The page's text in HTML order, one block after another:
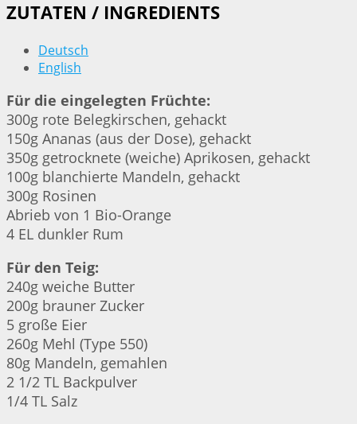
ZUTATEN / INGREDIENTS
Deutsch
English
Für die eingelegten Früchte:
300g rote Belegkirschen, gehackt
150g Ananas (aus der Dose), gehackt
350g getrocknete (weiche) Aprikosen, gehackt
100g blanchierte Mandeln, gehackt
300g Rosinen
Abrieb von 1 Bio-Orange
4 EL dunkler Rum
Für den Teig:
240g weiche Butter
200g brauner Zucker
5 große Eier
260g Mehl (Type 550)
80g Mandeln, gemahlen
2 1/2 TL Backpulver
1/4 TL Salz